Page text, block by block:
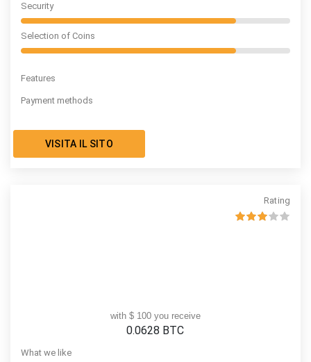
Security
Selection of Coins
Features
Payment methods
VISITA IL SITO
Rating
with $ 100 you receive
0.0628 BTC
What we like